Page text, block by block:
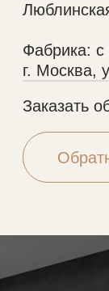
© 2005-2026
разрешения
Разработка сайта